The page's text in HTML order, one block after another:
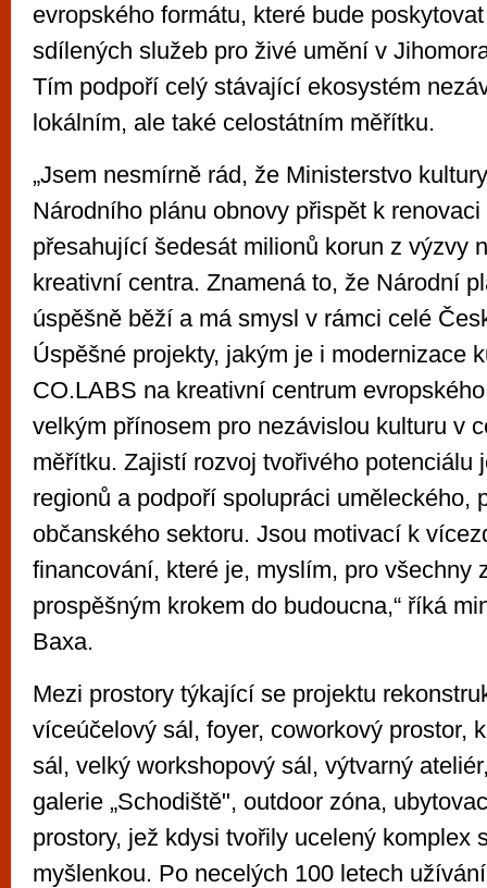
evropského formátu, které bude
sdílených služeb pro živé umění v
Tím podpoří celý stávající ekosystém
lokálním, ale také celostátním měřítku.
„Jsem nesmírně rád, že Ministerstvo
Národního plánu obnovy přispět k
přesahující šedesát milionů korun z výzvy
kreativní centra. Znamená to, že Národní
úspěšně běží a má smysl v rámci celé
Úspěšné projekty, jakým je i modernizace
CO.LABS na kreativní centrum
velkým přínosem pro nezávislou kulturu v
měřítku. Zajistí rozvoj tvořivého potenciálu
regionů a podpoří spolupráci uměleckého,
občanského sektoru. Jsou motivací k
financování, které je, myslím, pro všechny
prospěšným krokem do budoucna,“ říká
Baxa.
Mezi prostory týkající se projektu
víceúčelový sál, foyer, coworkový prostor,
sál, velký workshopový sál, výtvarný
galerie „Schodiště", outdoor zóna,
prostory, jež kdysi tvořily ucelený komplex
myšlenkou. Po necelých 100 letech